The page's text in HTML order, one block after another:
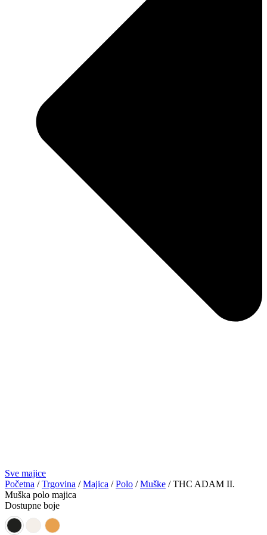
Sve majice
Početna /Trgovina /Majica /Polo /Muške / THC ADAM II.
Muška polo majica
Dostupne boje